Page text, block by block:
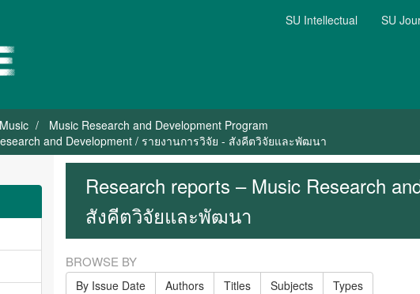
SU Intellectual SU
Music Research and Development Program
and Development / รายงานการวิจัย - สังคีตวิจัยและพัฒนา
Research reports – Music Research
สังคีตวิจัยและพัฒนา
BROWSE BY
By Issue Date Authors Titles Subjects Types